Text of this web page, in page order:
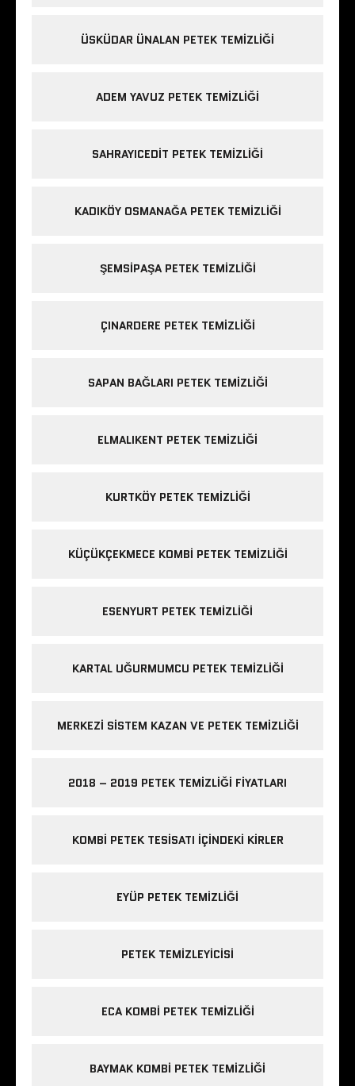
ÜSKÜDAR ÜNALAN PETEK TEMIZLIĞI
ADEM YAVUZ PETEK TEMIZLIĞI
SAHRAYICEDIT PETEK TEMIZLIĞI
KADIKÖY OSMANAĞA PETEK TEMIZLIĞI
ŞEMSIPAŞA PETEK TEMIZLIĞI
ÇINARDERE PETEK TEMIZLIĞI
SAPAN BAĞLARI PETEK TEMIZLIĞI
ELMALIKENT PETEK TEMIZLIĞI
KURTKÖY PETEK TEMIZLIĞI
KÜÇÜKÇEKMECE KOMBI PETEK TEMIZLIĞI
ESENYURT PETEK TEMIZLIĞI
KARTAL UĞURMUMCU PETEK TEMIZLIĞI
MERKEZI SISTEM KAZAN VE PETEK TEMIZLIĞI
2018 – 2019 PETEK TEMIZLIĞI FIYATLARI
KOMBI PETEK TESISATI IÇINDEKI KIRLER
EYÜP PETEK TEMIZLIĞI
PETEK TEMIZLEYICISI
ECA KOMBI PETEK TEMIZLIĞI
BAYMAK KOMBI PETEK TEMIZLIĞI